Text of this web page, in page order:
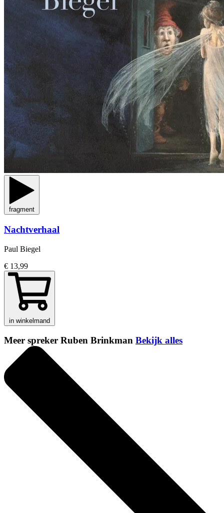
fragment
Nachtverhaal
Paul Biegel
€ 13,99
in winkelmand
Meer spreker Ruben Brinkman Bekijk alles